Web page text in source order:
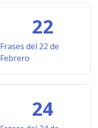
22
Frases del 22 de
Febrero
24